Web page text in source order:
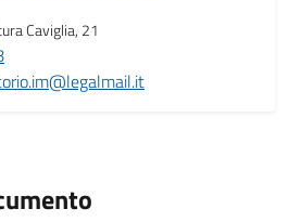
Caviglia, 21